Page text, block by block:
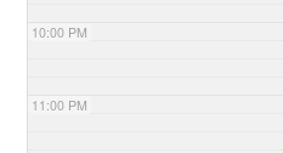
10:00 PM
11:00 PM